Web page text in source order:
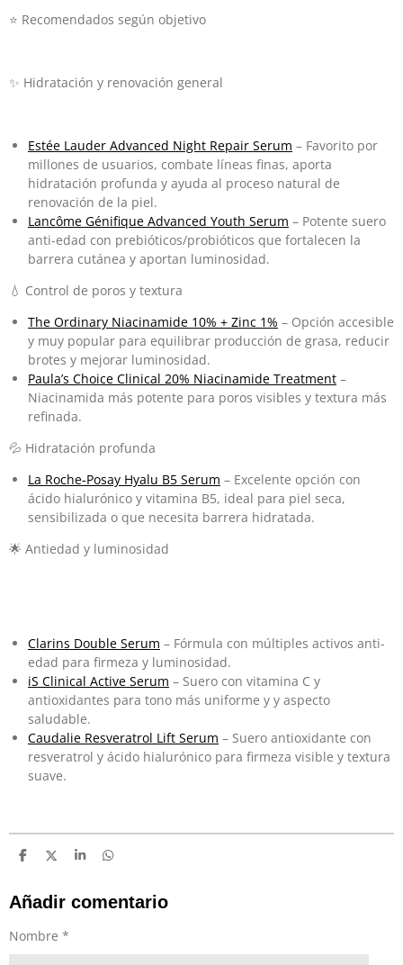
⭐ Recomendados según objetivo
✨ Hidratación y renovación general
Estée Lauder Advanced Night Repair Serum – Favorito por
millones de usuarios, combate líneas finas, aporta
hidratación profunda y ayuda al proceso natural de
renovación de la piel.
Lancôme Génifique Advanced Youth Serum – Potente suero
anti-edad con prebióticos/probióticos que fortalecen la
barrera cutánea y aportan luminosidad.
💧 Control de poros y textura
The Ordinary Niacinamide 10% + Zinc 1% – Opción accesible
y muy popular para equilibrar producción de grasa, reducir
brotes y mejorar luminosidad.
Paula’s Choice Clinical 20% Niacinamide Treatment –
Niacinamida más potente para poros visibles y textura más
refinada.
💦 Hidratación profunda
La Roche‑Posay Hyalu B5 Serum – Excelente opción con
ácido hialurónico y vitamina B5, ideal para piel seca,
sensibilizada o que necesita barrera hidratada.
🌟 Antiedad y luminosidad
Clarins Double Serum – Fórmula con múltiples activos anti-
edad para firmeza y luminosidad.
iS Clinical Active Serum – Suero con vitamina C y
antioxidantes para tono más uniforme y y aspecto
saludable.
Caudalie Resveratrol Lift Serum – Suero antioxidante con
resveratrol y ácido hialurónico para firmeza visible y textura
suave.
C
p
a
t
C
p
a
t
C
p
a
C
p
a
Añadir comentario
Nombre *